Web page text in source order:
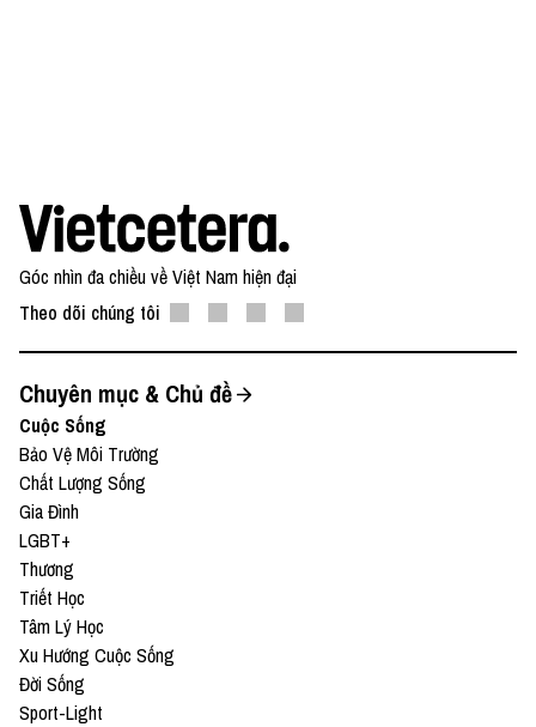
Góc nhìn đa chiều về Việt Nam hiện đại
Theo dõi chúng tôi
Chuyên mục & Chủ đề
Cuộc Sống
Bảo Vệ Môi Trường
Chất Lượng Sống
Gia Đình
LGBT+
Thương
Triết Học
Tâm Lý Học
Xu Hướng Cuộc Sống
Đời Sống
Sport-Light